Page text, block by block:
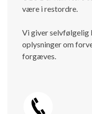
være i restordre.
Vi giver selvfølgelig
oplysninger om
forgæves.